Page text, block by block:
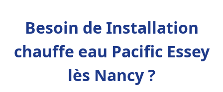
Besoin de Installation
chauffe eau Pacific Essey
lès Nancy ?